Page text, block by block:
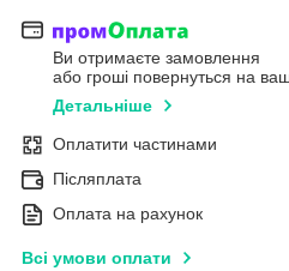
Ви отримаєте замовлення
або гроші повернуться на
Детальніше
Оплатити частинами
Післяплата
Оплата на рахунок
Всі умови оплати